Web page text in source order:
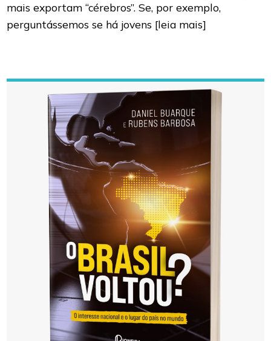
mais exportam “cérebros”. Se, por exemplo,
perguntássemos se há jovens [leia mais]